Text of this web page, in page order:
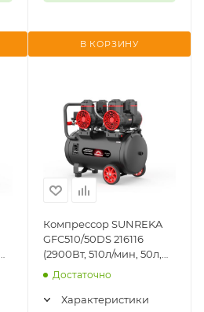
В КОРЗИНУ
Компрессор SUNREKA
GFC510/50DS 216116
(2900Вт, 510л/мин, 50л,
8бар, безмасляный)
Достаточно
Характеристики